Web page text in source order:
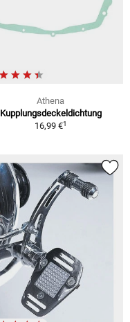
Athena
Kupplungsdeckeldichtung
16,99 €1